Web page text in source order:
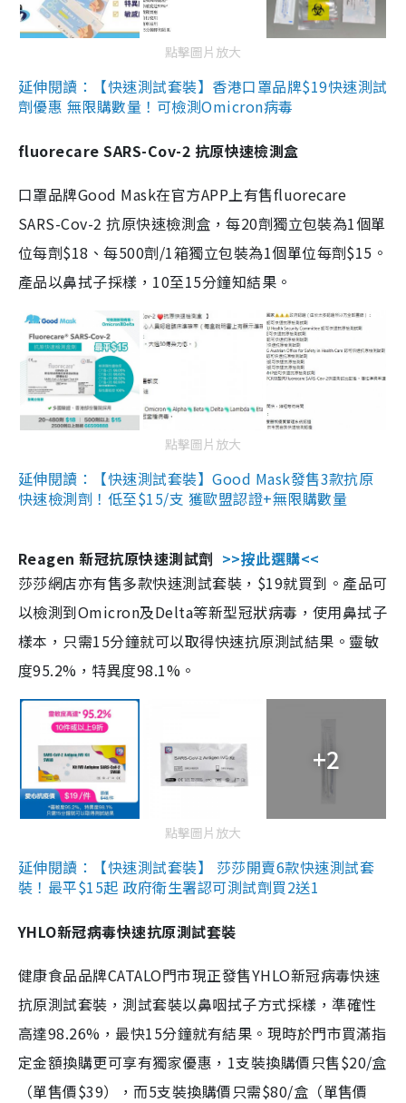
點擊圖片放大
延伸閱讀：【快速測試套裝】香港口罩品牌$19快速測試
劑優惠 無限購數量！可檢測Omicron病毒
fluorecare SARS-Cov-2 抗原快速檢測盒
口罩品牌Good Mask在官方APP上有售fluorecare
SARS-Cov-2 抗原快速檢測盒，每20劑獨立包裝為1個單
位每劑$18、每500劑/1箱獨立包裝為1個單位每劑$15。
產品以鼻拭子採樣，10至15分鐘知結果。
點擊圖片放大
延伸閱讀：【快速測試套裝】Good Mask發售3款抗原
快速檢測劑！低至$15/支 獲歐盟認證+無限購數量
Reagen 新冠抗原快速測試劑 >>按此選購<<
莎莎網店亦有售多款快速測試套裝，$19就買到。產品可
以檢測到Omicron及Delta等新型冠狀病毒，使用鼻拭子
樣本，只需15分鐘就可以取得快速抗原測試結果。靈敏
度95.2%，特異度98.1%。
+2
點擊圖片放大
延伸閱讀：【快速測試套裝】 莎莎開賣6款快速測試套
裝！最平$15起 政府衛生署認可測試劑買2送1
YHLO新冠病毒快速抗原測試套裝
健康食品品牌CATALO門市現正發售YHLO新冠病毒快速
抗原測試套裝，測試套裝以鼻咽拭子方式採樣，準確性
高達98.26%，最快15分鐘就有結果。現時於門市買滿指
定金額換購更可享有獨家優惠，1支裝換購價只售$20/盒
（單售價$39），而5支裝換購價只需$80/盒（單售價